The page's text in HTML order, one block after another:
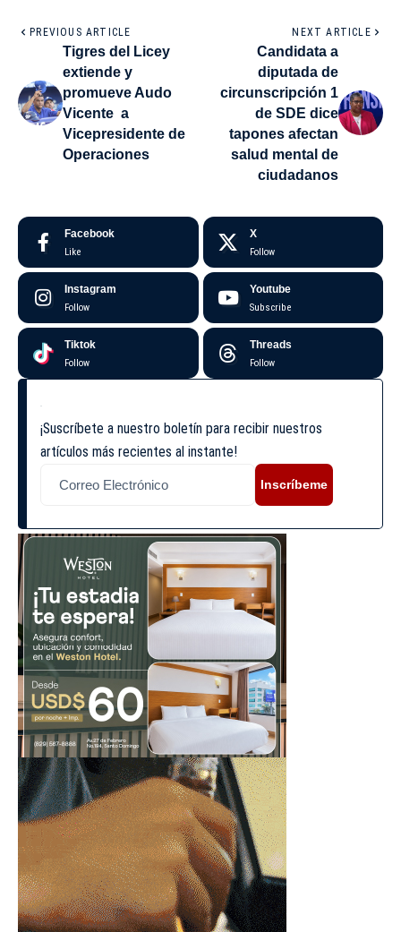
PREVIOUS ARTICLE
Tigres del Licey
extiende y
promueve Audo
Vicente a
Vicepresidente de
Operaciones
NEXT ARTICLE
Candidata a
diputada de
circunscripción 1
de SDE dice
tapones afectan
salud mental de
ciudadanos
Facebook
Like
X
Follow
Instagram
Follow
Youtube
Subscribe
Tiktok
Follow
Threads
Follow
¡Suscríbete a nuestro boletín para recibir nuestros
artículos más recientes al instante!
Inscríbeme